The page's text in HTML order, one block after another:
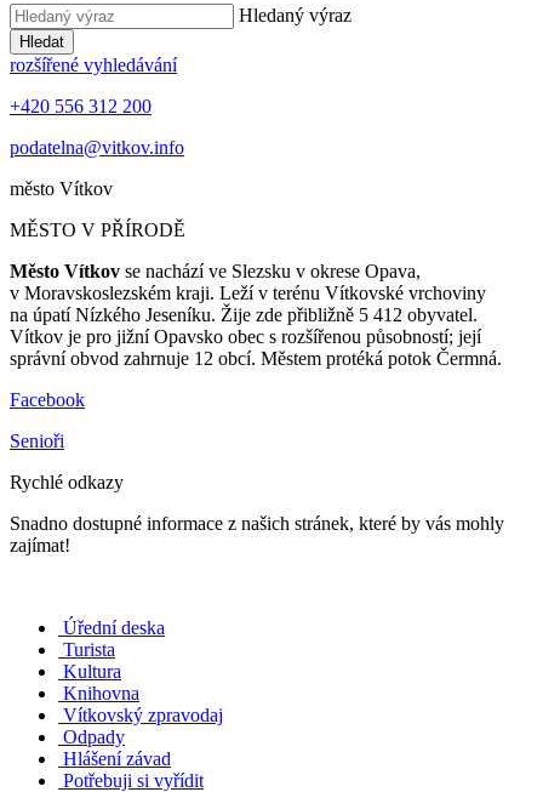
Hledaný výraz
Hledat
rozšířené vyhledávání
+420 556 312 200
podatelna@vitkov.info
město Vítkov
MĚSTO V PŘÍRODĚ
Město Vítkov se nachází ve Slezsku v okrese Opava,
v Moravskoslezském kraji. Leží v terénu Vítkovské vrchoviny
na úpatí Nízkého Jeseníku. Žije zde přibližně 5 412 obyvatel.
Vítkov je pro jižní Opavsko obec s rozšířenou působností; její
správní obvod zahrnuje 12 obcí. Městem protéká potok Čermná.
Facebook
Senioři
Rychlé odkazy
Snadno dostupné informace z našich stránek, které by vás mohly
zajímat!
Úřední deska
Turista
Kultura
Knihovna
Vítkovský zpravodaj
Odpady
Hlášení závad
Potřebuji si vyřídit